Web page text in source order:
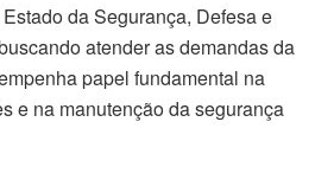
da Segurança, Defesa e
atender as demandas da
papel fundamental na
e na manutenção da segurança